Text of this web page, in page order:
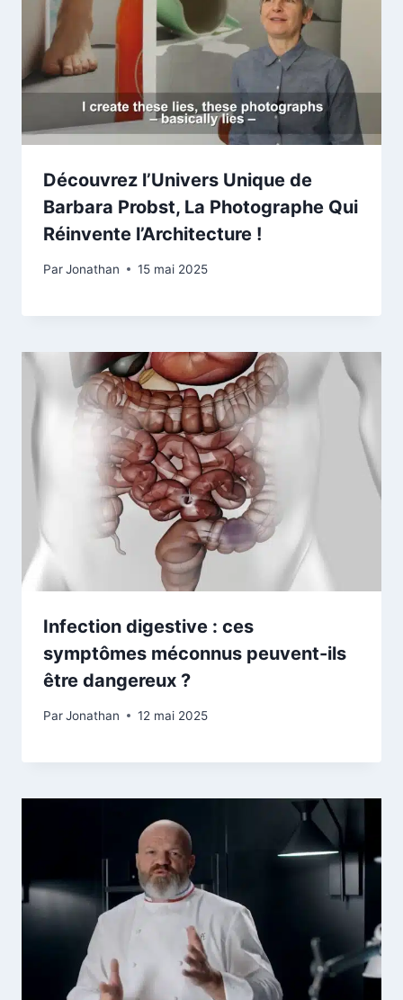
Découvrez l’Univers Unique de
Barbara Probst, La Photographe Qui
Réinvente l’Architecture !
ParJonathan 15 mai 2025
Infection digestive : ces
symptômes méconnus peuvent-ils
être dangereux ?
ParJonathan 12 mai 2025